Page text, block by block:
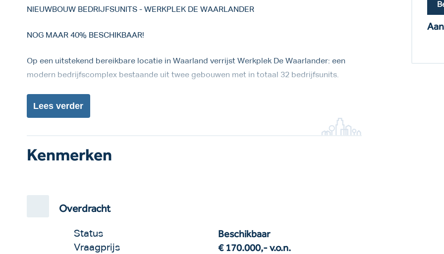
NIEUWBOUW BEDRIJFSUNITS - WERKPLEK DE WAARLANDER
NOG MAAR 40% BESCHIKBAAR!
Op een uitstekend bereikbare locatie in Waarland verrijst Werkplek De Waarlander: een
modern bedrijfscomplex bestaande uit twee gebouwen met in totaal 32 bedrijfsunits.
Leesverder
Kenmerken
Overdracht
Status Beschikbaar
Vraagprijs € 170.000,-v.o.n.